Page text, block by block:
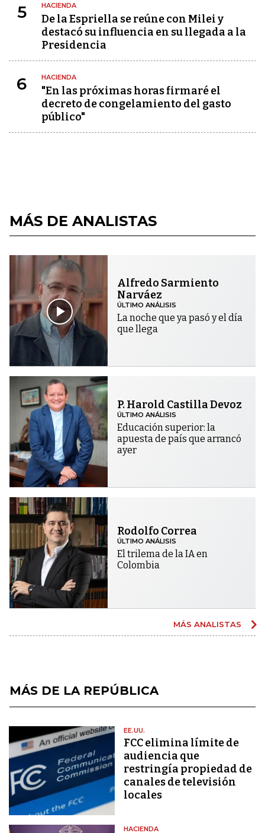
5 HACIENDA
De la Espriella se reúne con Milei y
destacó su influencia en su llegada a la
Presidencia
6 HACIENDA
"En las próximas horas firmaré el
decreto de congelamiento del gasto
público"
MÁS DE ANALISTAS
Alfredo Sarmiento
Narváez
ÚLTIMO ANÁLISIS
La noche que ya pasó y el día
que llega
P. Harold Castilla Devoz
ÚLTIMO ANÁLISIS
Educación superior: la
apuesta de país que arrancó
ayer
Rodolfo Correa
ÚLTIMO ANÁLISIS
El trilema de la IA en
Colombia
MÁS ANALISTAS
MÁS DE LA REPÚBLICA
EE.UU.
FCC elimina límite de
audiencia que
restringía propiedad de
canales de televisión
locales
HACIENDA